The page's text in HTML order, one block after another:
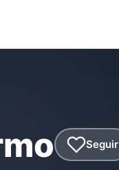
Seguir